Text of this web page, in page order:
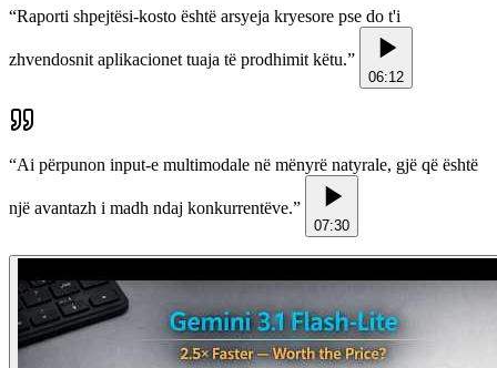
“Raporti shpejtësi-kosto është arsyeja kryesore pse do t'i
zhvendosnit aplikacionet tuaja të prodhimit këtu.”
06:12
“Ai përpunon input-e multimodale në mënyrë natyrale, gjë që është
një avantazh i madh ndaj konkurrentëve.”
07:30